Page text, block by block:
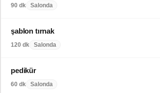
90 dk Salonda
şablon tırnak
120 dk Salonda
pedikür
60 dk Salonda